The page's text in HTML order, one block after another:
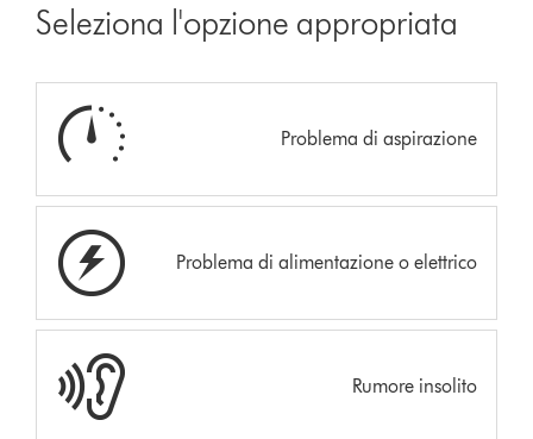
Seleziona l'opzione appropriata
Problema di aspirazione
Problema di alimentazione o elettrico
Rumore insolito